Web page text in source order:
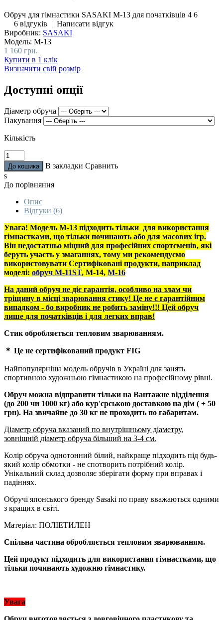
Обруч для гімнастики SASAKI M-13 для початківців 4 6
6 відгуків | Написати відгук
Виробник: SASAKI
Модель: М-13
1 160 грн.
Купити в 1 клік
Визначити свій розмір
Доступні опції
Діаметр обруча
Пакування
Кількість
В закладки Сравнить
s
До порівняння
Опис
Відгуки (6)
Увага! Модель М-13 підходить тільки для використання
гімнастками, що тільки починають або для масових ігр.
Він недостатньо міцний для професійних спортсменів, які
беруть участь у змаганнях, тому ми рекомендуємо
використовувати Сертифіковані продукти, наприклад
моделі: обруч M-11ST, М-14, М-16
На даний обруч не діє гарантія, особливо на злам чи
тріщину в місці зварювання стику! Це не є гарантійним
випадком - бо виробник не робить заміну!!! Цей обруч
лише для початківців і для легких вправ!
Стик обробляється тепловим зварюванням.
＊ Це не сертифікований продукт FIG
Найпопулярніша модель обручів в Україні для занять
спортивною художньою гімнастикою на професійному рівні.
Обруч можна відправити тільки на Вантажне відділення
(до 200 чи 1000 кг) або кур'єрською доставкою на дім ( + 50
грн). На звичайне до 30 кг не проходить по габаритам.
Діаметр обруча вказаний по внутрішньому діаметру,
зовнішній діаметр обруча більший на 3-4 см.
Колір обруча однотонний білий, найкраще підходить під будь-
який колір обмотки - не спотворить потрібний колір.
Унікальний склад дозволяє зберігати форму при вправах і
падіннях.
Обручі японського бренду Sasaki по праву вважаються одними
з кращих в світі.
Матеріал: ПОЛІЕТИЛЕН
Спільна частина обробляється тепловим зварюванням.
Цей продукт підходить для використання гімнастками, що
тільки починають художню гімнастику.
Увага